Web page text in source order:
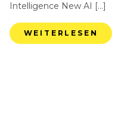
Intelligence New AI […]
WEITERLESEN